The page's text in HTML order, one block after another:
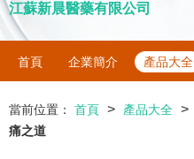
江蘇新晨醫藥有限公司
首頁 企業簡介 產品大全
當前位置： 首頁 > 產品大全 >
痛之道